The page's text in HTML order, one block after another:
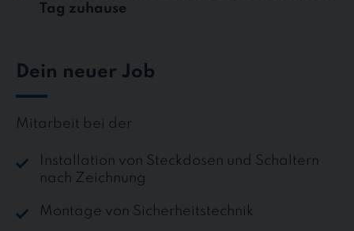
Tag zuhause
Dein neuer Job
Mitarbeit bei der
Installation von Steckdosen und Schaltern
nach Zeichnung
Montage von Sicherheitstechnik